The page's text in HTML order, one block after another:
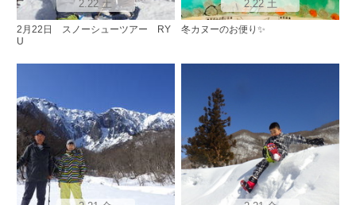
2.22 土
2月22日 スノーシューツアー RY
U
2.22 土
冬カヌーのお便り✨